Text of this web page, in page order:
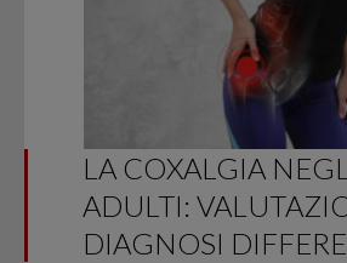
LA COXALGIA
ADULTI:
DIAGNOSI